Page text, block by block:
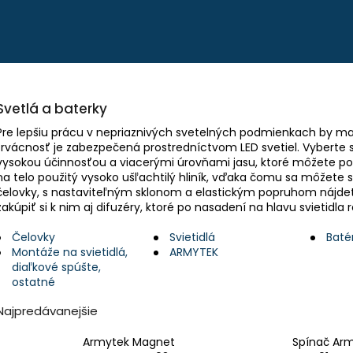
a baterky
lepšiu prácu v nepriaznivých svetelných podmienkach by
je zabezpečená prostredníctvom LED svetiel. Vyberte
účinnosťou a viacerými úrovňami jasu, ktoré môžete
telo použitý vysoko ušľachtilý hliník, vďaka čomu sa môžete
s nastaviteľným sklonom a elastickým popruhom
si k nim aj difuzéry, ktoré po nasadení na hlavu
Čelovky
Svietidlá
Montáže na svietidlá,
diaľkové spúšte,
ostatné
ARMYTEK
Armytek Magnet
Spínač
HĽADAŤ
Odporúčame
POĽOVNÍCKE NOHAVICE DO
RHINO - PHPN004
€90,62